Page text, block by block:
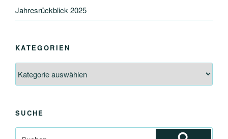
Jahresrückblick 2025
KATEGORIEN
SUCHE